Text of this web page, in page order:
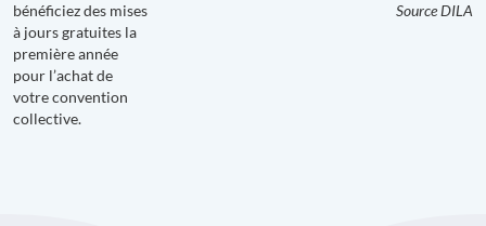
bénéficiez des mises
à jours gratuites la
première année
pour l’achat de
votre convention
collective.
Source DILA